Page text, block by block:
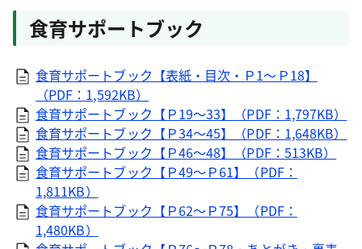
食育サポートブック
食育サポートブック【表紙・目次・Ｐ1～Ｐ18】
（PDF：1,592KB）
食育サポートブック【Ｐ19～33】（PDF：1,797KB）
食育サポートブック【Ｐ34～45】（PDF：1,648KB）
食育サポートブック【Ｐ46～48】（PDF：513KB）
食育サポートブック【Ｐ49～Ｐ61】（PDF：
1,811KB）
食育サポートブック【Ｐ62～Ｐ75】（PDF：
1,480KB）